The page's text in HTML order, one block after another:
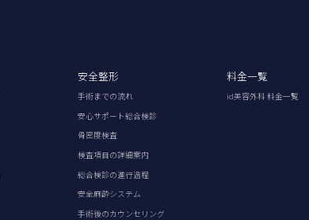
安全整形
手術までの流れ
安心サポート総合検診
骨密度検査
検査項目の詳細案内
総合検診の進行過程
安全麻酔システム
手術後のカウンセリング
料金一覧
id美容外科 料金一覧